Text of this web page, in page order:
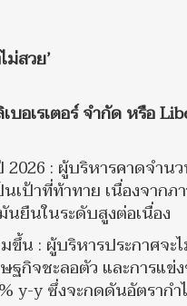
สวย’
อเรเตอร์ จำกัด หรือ
2026 : ผู้บริหารคาดจ
เป้าที่ท้าทาย เนื่องจาก
ยืนในระดับสูงต่อเนื่อง
ขึ้น : ผู้บริหารประกาศจ
ฐกิจชะลอตัว และการแ
y-y ซึ่งจะกดดันอัตรากำ